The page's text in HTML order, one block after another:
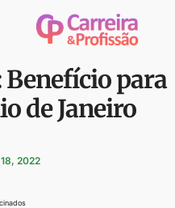
para
de Janeiro
2022